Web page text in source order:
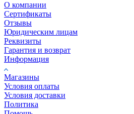
О компании
Сертификаты
Отзывы
Юридическим лицам
Реквизиты
Гарантия и возврат
Информация
Магазины
Условия оплаты
Условия доставки
Политика